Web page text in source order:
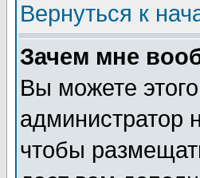
Вернуться к
Зачем мне
Вы можете
администратор
чтобы